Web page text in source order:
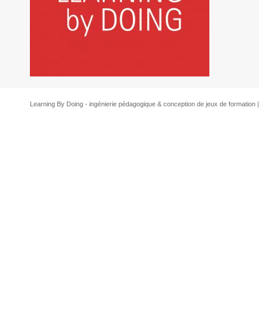
Learning By Doing - ingénierie pédagogique & conception de jeux de formation |